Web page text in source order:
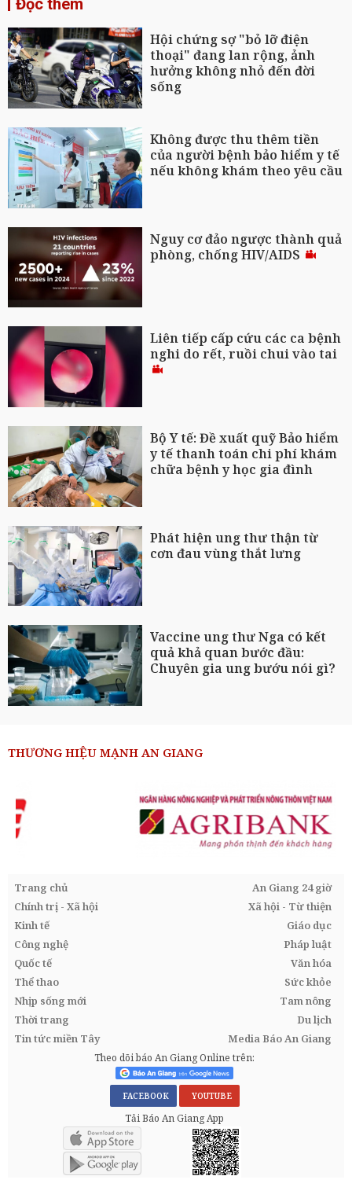
Đọc thêm
Hội chứng sợ "bỏ lỡ điện
thoại" đang lan rộng, ảnh
hưởng không nhỏ đến đời
sống
Không được thu thêm tiền
của người bệnh bảo hiểm y tế
nếu không khám theo yêu cầu
Nguy cơ đảo ngược thành quả
phòng, chống HIV/AIDS
Liên tiếp cấp cứu các ca bệnh
nghi do rết, ruồi chui vào tai
Bộ Y tế: Đề xuất quỹ Bảo hiểm
y tế thanh toán chi phí khám
chữa bệnh y học gia đình
Phát hiện ung thư thận từ
cơn đau vùng thắt lưng
Vaccine ung thư Nga có kết
quả khả quan bước đầu:
Chuyên gia ung bướu nói gì?
THƯƠNG HIỆU MẠNH AN GIANG
Trang chủ
An Giang 24 giờ
Chính trị - Xã hội
Xã hội - Từ thiện
Kinh tế
Giáo dục
Công nghệ
Pháp luật
Quốc tế
Văn hóa
Thể thao
Sức khỏe
Nhịp sống mới
Tam nông
Thời trang
Du lịch
Tin tức miền Tây
Media Báo An Giang
Theo dõi báo An Giang Online trên:
FACEBOOK YOUTUBE
Tải Báo An Giang App